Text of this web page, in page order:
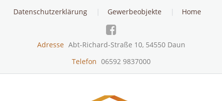
Datenschutzerklärung Gewerbeobjekte Home
Adresse Abt-Richard-Straße 10, 54550 Daun
Telefon 06592 9837000